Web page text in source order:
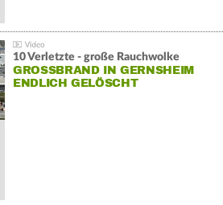
10 Verletzte - große Rauchwolke
GROSSBRAND IN GERNSHEIM E
NDLICH GELÖSCHT